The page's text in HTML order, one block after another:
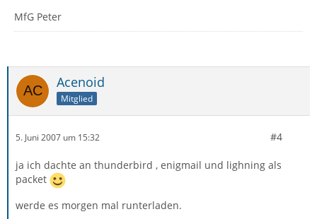
MfG Peter
Acenoid
Mitglied
5. Juni 2007 um 15:32 #4
ja ich dachte an thunderbird , enigmail und lighning als
packet
werde es morgen mal runterladen.